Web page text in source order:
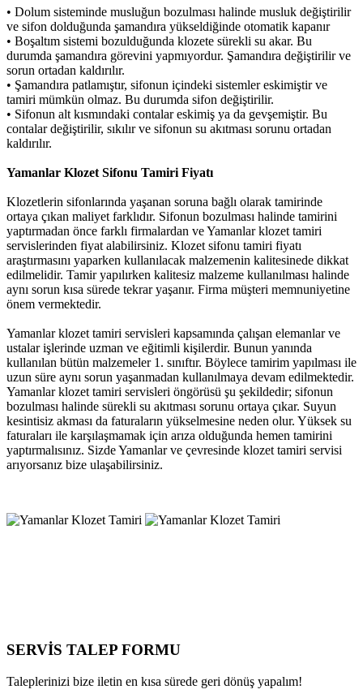
• Dolum sisteminde musluğun bozulması halinde musluk değiştirilir
ve sifon dolduğunda şamandıra yükseldiğinde otomatik kapanır
• Boşaltım sistemi bozulduğunda klozete sürekli su akar. Bu
durumda şamandıra görevini yapmıyordur. Şamandıra değiştirilir ve
sorun ortadan kaldırılır.
• Şamandıra patlamıştır, sifonun içindeki sistemler eskimiştir ve
tamiri mümkün olmaz. Bu durumda sifon değiştirilir.
• Sifonun alt kısmındaki contalar eskimiş ya da gevşemiştir. Bu
contalar değiştirilir, sıkılır ve sifonun su akıtması sorunu ortadan
kaldırılır.
Yamanlar Klozet Sifonu Tamiri Fiyatı
Klozetlerin sifonlarında yaşanan soruna bağlı olarak tamirinde
ortaya çıkan maliyet farklıdır. Sifonun bozulması halinde tamirini
yaptırmadan önce farklı firmalardan ve Yamanlar klozet tamiri
servislerinden fiyat alabilirsiniz. Klozet sifonu tamiri fiyatı
araştırmasını yaparken kullanılacak malzemenin kalitesinede dikkat
edilmelidir. Tamir yapılırken kalitesiz malzeme kullanılması halinde
aynı sorun kısa sürede tekrar yaşanır. Firma müşteri memnuniyetine
önem vermektedir.
Yamanlar klozet tamiri servisleri kapsamında çalışan elemanlar ve
ustalar işlerinde uzman ve eğitimli kişilerdir. Bunun yanında
kullanılan bütün malzemeler 1. sınıftır. Böylece tamirim yapılması ile
uzun süre aynı sorun yaşanmadan kullanılmaya devam edilmektedir.
Yamanlar klozet tamiri servisleri öngörüsü şu şekildedir; sifonun
bozulması halinde sürekli su akıtması sorunu ortaya çıkar. Suyun
kesintisiz akması da faturaların yükselmesine neden olur. Yüksek su
faturaları ile karşılaşmamak için arıza olduğunda hemen tamirini
yaptırmalısınız. Sizde Yamanlar ve çevresinde klozet tamiri servisi
arıyorsanız bize ulaşabilirsiniz.
SERVİS TALEP FORMU
Taleplerinizi bize iletin en kısa sürede geri dönüş yapalım!